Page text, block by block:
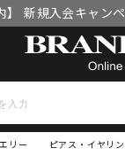
】 新規入会キャン
ーポン」付与漏れと
リー ピアス・イヤリ